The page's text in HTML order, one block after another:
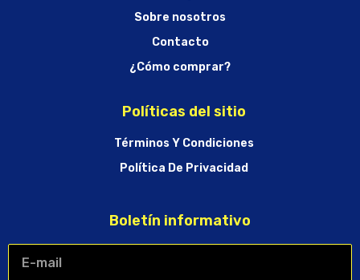
Sobre nosotros
Contacto
¿Cómo comprar?
Políticas del sitio
Términos Y Condiciones
Política De Privacidad
Boletín informativo